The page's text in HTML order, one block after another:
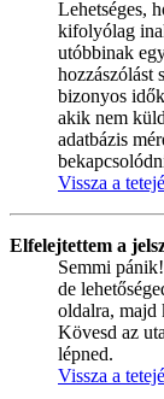
Lehetséges,
kifolyólag
utóbbinak
hozzászólást
bizonyos
akik nem
adatbázis
Vissza a
Elfelejtettem a
Semmi
de
oldalra, majd
Kövesd az
lépned.
Vissza a